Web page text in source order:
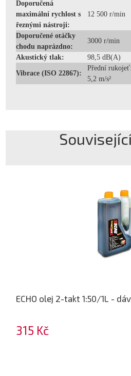
Doporučená
maximální rychlost s
řeznými nástroji:
12 500 r/min
Doporučené otáčky
chodu naprázdno:
3000 r/min
Akustický tlak: 98,5 dB(A)
Vibrace (ISO 22867):
Přední
5,2 m/s²
ECHO olej 2-takt 1:50/1L -
315 Kč